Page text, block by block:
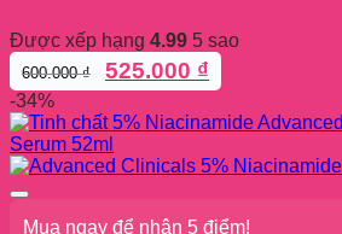
Được xếp hạng 4.99 5 sao
600.000₫
Giá
gốc
là:
600.000 ₫.
525.000 ₫
hiện
là:
525.000 ₫.
-34%
Mua ngay để nhận 5 điểm!